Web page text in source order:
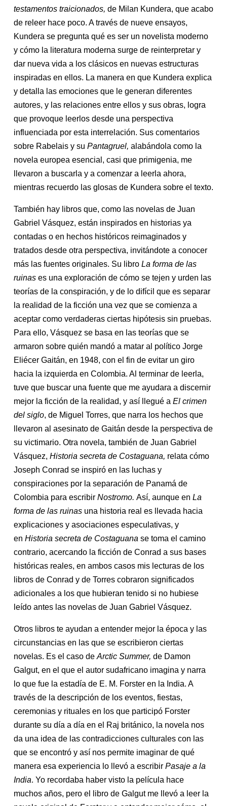
testamentos traicionados, de Milan Kundera, que acabo
de releer hace poco. A través de nueve ensayos,
Kundera se pregunta qué es ser un novelista moderno
y cómo la literatura moderna surge de reinterpretar y
dar nueva vida a los clásicos en nuevas estructuras
inspiradas en ellos. La manera en que Kundera explica
y detalla las emociones que le generan diferentes
autores, y las relaciones entre ellos y sus obras, logra
que provoque leerlos desde una perspectiva
influenciada por esta interrelación. Sus comentarios
sobre Rabelais y su Pantagruel, alabándola como la
novela europea esencial, casi que primigenia, me
llevaron a buscarla y a comenzar a leerla ahora,
mientras recuerdo las glosas de Kundera sobre el texto.
También hay libros que, como las novelas de Juan
Gabriel Vásquez, están inspirados en historias ya
contadas o en hechos históricos reimaginados y
tratados desde otra perspectiva, invitándote a conocer
más las fuentes originales. Su libro La forma de las
ruinases una exploración de cómo se tejen y urden las
teorías de la conspiración, y de lo difícil que es separar
la realidad de la ficción una vez que se comienza a
aceptar como verdaderas ciertas hipótesis sin pruebas.
Para ello, Vásquez se basa en las teorías que se
armaron sobre quién mandó a matar al político Jorge
Eliécer Gaitán, en 1948, con el fin de evitar un giro
hacia la izquierda en Colombia. Al terminar de leerla,
tuve que buscar una fuente que me ayudara a discernir
mejor la ficción de la realidad, y así llegué a El crimen
del siglo, de Miguel Torres, que narra los hechos que
llevaron al asesinato de Gaitán desde la perspectiva de
su victimario. Otra novela, también de Juan Gabriel
Vásquez, Historia secreta de Costaguana, relata cómo
Joseph Conrad se inspiró en las luchas y
conspiraciones por la separación de Panamá de
Colombia para escribir Nostromo. Así, aunque en La
forma de las ruinas una historia real es llevada hacia
explicaciones y asociaciones especulativas, y
en Historia secreta de Costaguana se toma el camino
contrario, acercando la ficción de Conrad a sus bases
históricas reales, en ambos casos mis lecturas de los
libros de Conrad y de Torres cobraron significados
adicionales a los que hubieran tenido si no hubiese
leído antes las novelas de Juan Gabriel Vásquez.
Otros libros te ayudan a entender mejor la época y las
circunstancias en las que se escribieron ciertas
novelas. Es el caso de Arctic Summer, de Damon
Galgut, en el que el autor sudafricano imagina y narra
lo que fue la estadía de E. M. Forster en la India. A
través de la descripción de los eventos, fiestas,
ceremonias y rituales en los que participó Forster
durante su día a día en el Raj británico, la novela nos
da una idea de las contradicciones culturales con las
que se encontró y así nos permite imaginar de qué
manera esa experiencia lo llevó a escribir Pasaje a la
India. Yo recordaba haber visto la película hace
muchos años, pero el libro de Galgut me llevó a leer la